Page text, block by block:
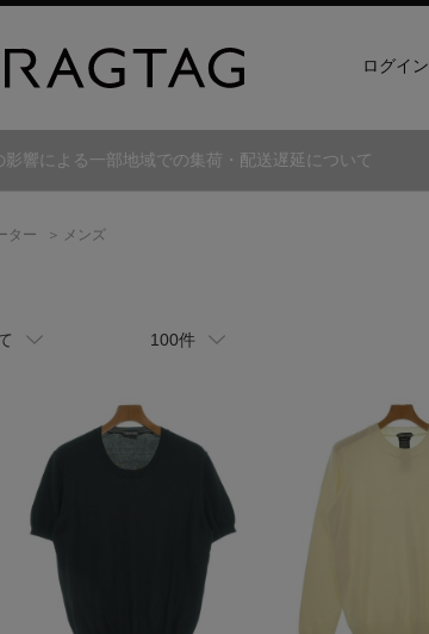
ログイン
響による一部地域での集荷・配送遅延について
ター メンズ
100件